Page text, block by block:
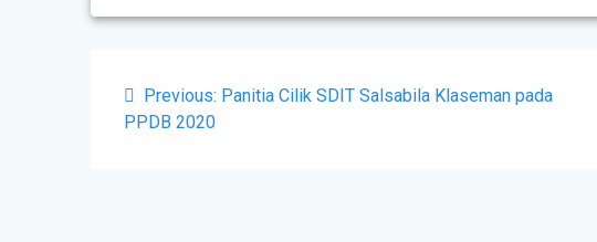
Previous: Panitia Cilik SDIT Salsabila Klaseman pada
PPDB 2020